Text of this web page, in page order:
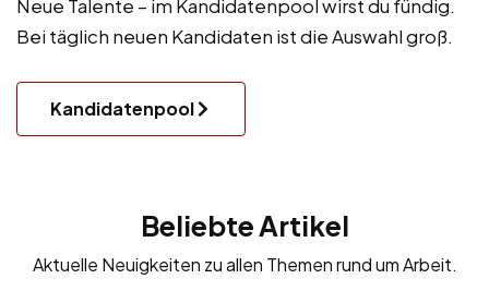
Neue Talente – im Kandidatenpool wirst du fündig.
Bei täglich neuen Kandidaten ist die Auswahl groß.
Kandidatenpool
Beliebte Artikel
Aktuelle Neuigkeiten zu allen Themen rund um Arbeit.